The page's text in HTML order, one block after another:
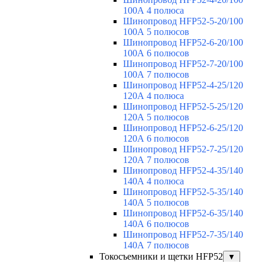
100А 4 полюса
Шинопровод HFP52-5-20/100
100А 5 полюсов
Шинопровод HFP52-6-20/100
100А 6 полюсов
Шинопровод HFP52-7-20/100
100А 7 полюсов
Шинопровод HFP52-4-25/120
120А 4 полюса
Шинопровод HFP52-5-25/120
120А 5 полюсов
Шинопровод HFP52-6-25/120
120А 6 полюсов
Шинопровод HFP52-7-25/120
120А 7 полюсов
Шинопровод HFP52-4-35/140
140А 4 полюса
Шинопровод HFP52-5-35/140
140А 5 полюсов
Шинопровод HFP52-6-35/140
140А 6 полюсов
Шинопровод HFP52-7-35/140
140А 7 полюсов
Токосъемники и щетки HFP52
▼